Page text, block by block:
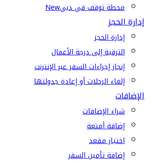
محطة توقف في دبيNew
إدارة الحجز
إدارة الحجز
الترقية إلى درجة الأعمال
إنجاز إجراءات السفر عبر الإنترنت
إلغاء الرحلات أو إعادة جدولتها
الإضافات
شراء الإضافات
إضافة أمتعة
اختيار مقعد
إضافة تأمين السفر